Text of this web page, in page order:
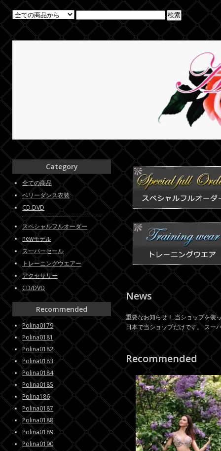
News
重要なお知らせ！ 当ショップを装
日本で当ショップだけです。 スー
Recommended
Category
全ての商品
ベリーダンス衣装
CD.DVD
スペシャルフルオーダー
newモデル
スーパーセール
トレーニングウエアー
アクセサリー
CD/DVD
Recommended
Polina0179
Polina0181
Polina0182
Polina0183
Polina0184
Polina0185
Polina186
Polina0187
Polina0188
Polina0189
Polina0190